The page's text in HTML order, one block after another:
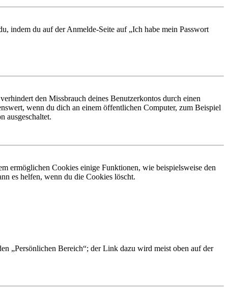
indem du auf der Anmelde-Seite auf „Ich habe mein Passwort
den Missbrauch deines Benutzerkontos durch einen
wenn du dich an einem öffentlichen Computer, zum Beispiel
ausgeschaltet.
ermöglichen Cookies einige Funktionen, wie beispielsweise den
es helfen, wenn du die Cookies löscht.
„Persönlichen Bereich“; der Link dazu wird meist oben auf der